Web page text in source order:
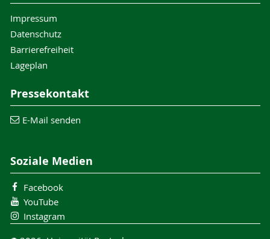
Impressum
Datenschutz
Barrierefreiheit
Lageplan
Pressekontakt
E-Mail senden
Soziale Medien
Facebook
YouTube
Instagram